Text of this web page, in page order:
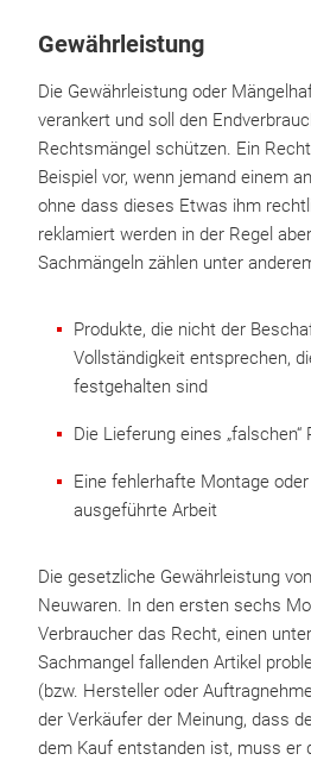
Gewährleistung
Die Gewährleistung oder
verankert und soll den
Rechtsmängel schützen. Ein
Beispiel vor, wenn jemand einem
ohne dass dieses Etwas ihm
reklamiert werden in der Regel
Sachmängeln zählen unter
Produkte, die nicht der
Vollständigkeit entsprechen,
festgehalten sind
Die Lieferung eines „falschen“
Eine fehlerhafte Montage
ausgeführte Arbeit
Die gesetzliche Gewährleistung
Neuwaren. In den ersten sechs
Verbraucher das Recht, einen
Sachmangel fallenden Artikel
(bzw. Hersteller oder
der Verkäufer der Meinung, dass
dem Kauf entstanden ist, muss er